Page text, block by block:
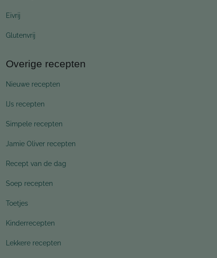
Eivrij
Glutenvrij
Overige recepten
Nieuwe recepten
IJs recepten
Simpele recepten
Jamie Oliver recepten
Recept van de dag
Soep recepten
Toetjes
Kinderrecepten
Lekkere recepten